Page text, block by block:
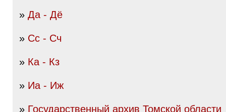
» Да - Дё
» Сс - Сч
» Ка - Кз
» Иа - Иж
» Государственный архив Томской области